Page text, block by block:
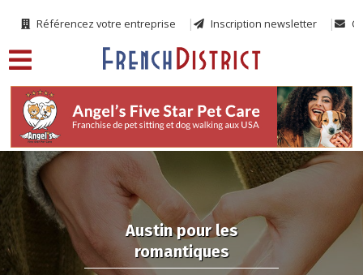
Référencez votre entreprise Inscription newsletter
Austin pour les
romantiques